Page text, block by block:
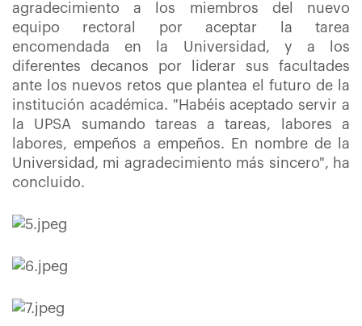
agradecimiento a los miembros del nuevo
equipo rectoral por aceptar la tarea
encomendada en la Universidad, y a los
diferentes decanos por liderar sus facultades
ante los nuevos retos que plantea el futuro de la
institución académica. "Habéis aceptado servir a
la UPSA sumando tareas a tareas, labores a
labores, empeños a empeños. En nombre de la
Universidad, mi agradecimiento más sincero", ha
concluido.